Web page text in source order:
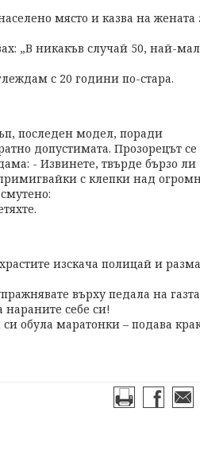
място и казва на жената
„В никакъв случай 50, най-
с 20 години по-стара.
последен модел, поради
допустимата. Прозорецът се
- Извинете, твърде бързо ли
с клепки над
изскача полицай и
върху педала на
себе си!
обула маратонки – подава